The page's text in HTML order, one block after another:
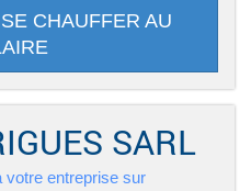
CHAUFFER AU
SARL
votre entreprise sur